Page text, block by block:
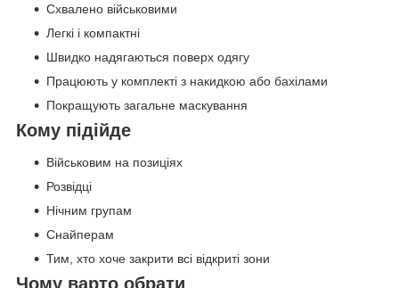
Схвалено військовими
Легкі і компактні
Швидко надягаються поверх одягу
Працюють у комплекті з накидкою або бахілами
Покращують загальне маскування
Кому підійде
Військовим на позиціях
Розвідці
Нічним групам
Снайперам
Тим, хто хоче закрити всі відкриті зони
Чому варто обрати